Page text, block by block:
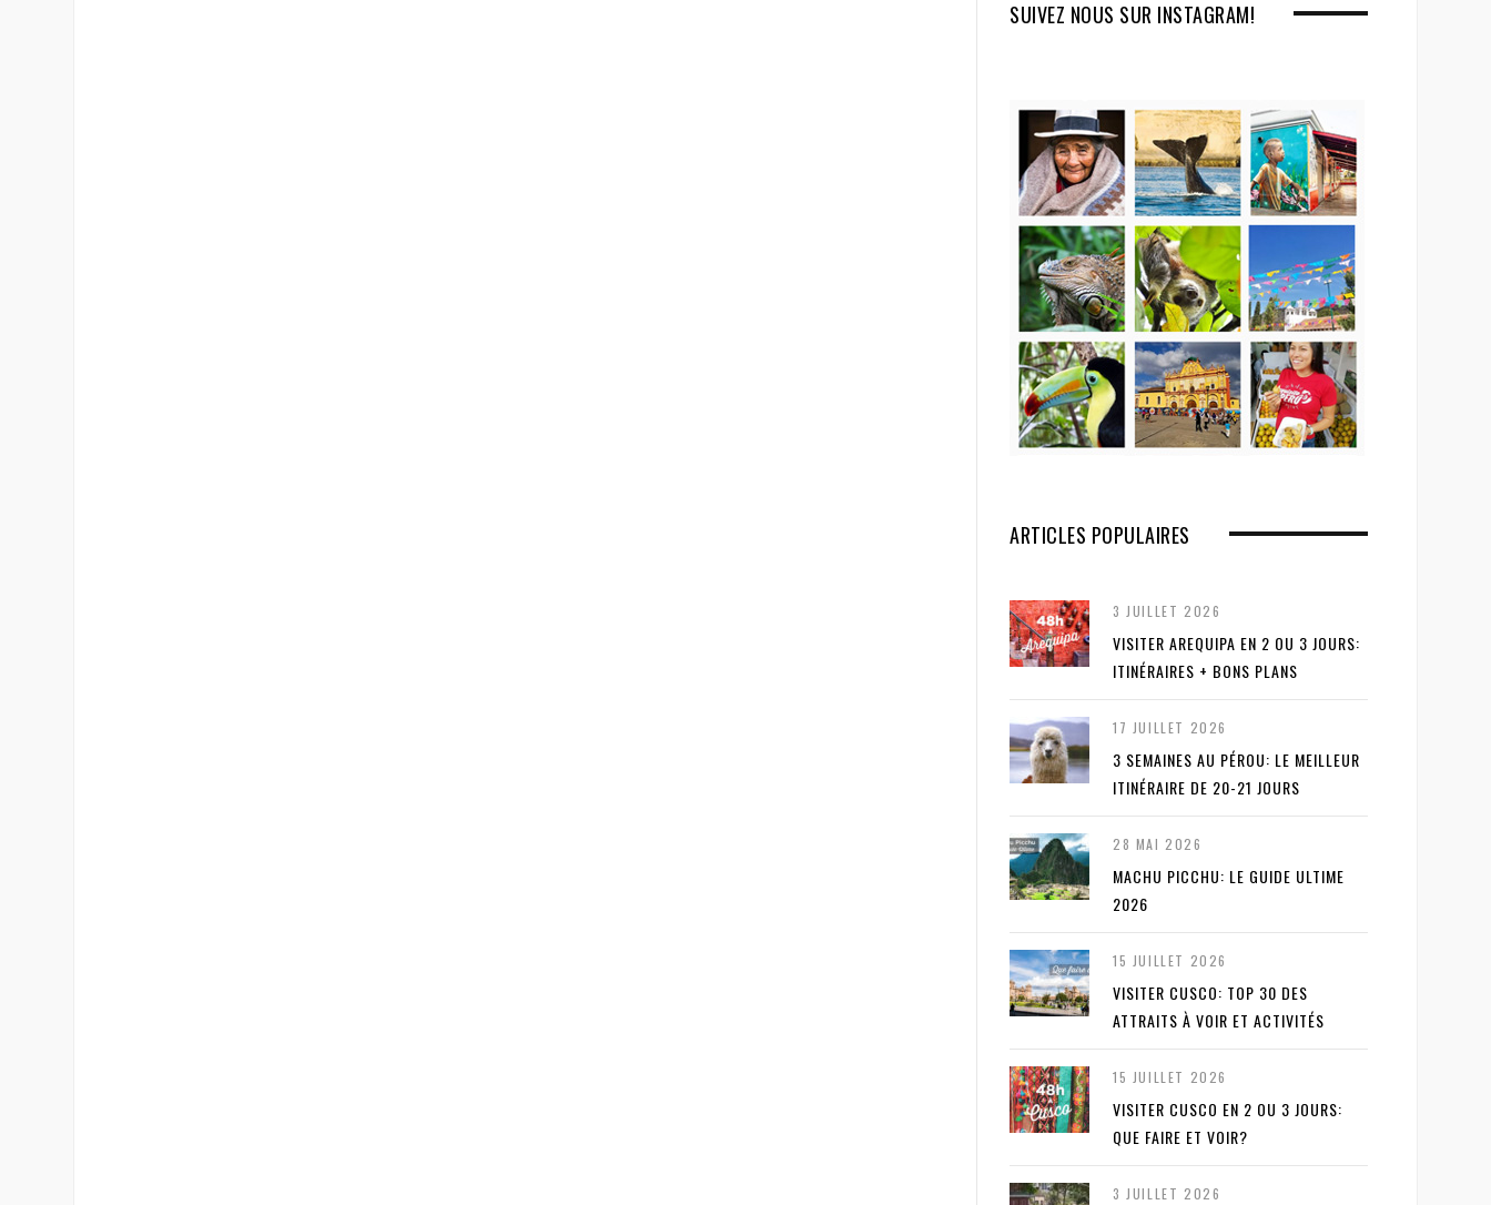
SUIVEZ NOUS SUR INSTAGRAM!
ARTICLES POPULAIRES
3 JUILLET 2026
VISITER AREQUIPA EN 2 OU 3 JOURS:
ITINÉRAIRES + BONS PLANS
17 JUILLET 2026
3 SEMAINES AU PÉROU: LE MEILLEUR
ITINÉRAIRE DE 20-21 JOURS
28 MAI 2026
MACHU PICCHU: LE GUIDE ULTIME
2026
15 JUILLET 2026
VISITER CUSCO: TOP 30 DES
ATTRAITS À VOIR ET ACTIVITÉS
15 JUILLET 2026
VISITER CUSCO EN 2 OU 3 JOURS:
QUE FAIRE ET VOIR?
3 JUILLET 2026